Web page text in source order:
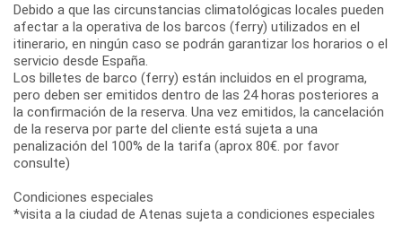
Debido a que las circunstancias climatológicas locales pueden
afectar a la operativa de los barcos (ferry) utilizados en el
itinerario, en ningún caso se podrán garantizar los horarios o el
servicio desde España.
Los billetes de barco (ferry) están incluidos en el programa,
pero deben ser emitidos dentro de las 24 horas posteriores a
la confirmación de la reserva. Una vez emitidos, la cancelación
de la reserva por parte del cliente está sujeta a una
penalización del 100% de la tarifa (aprox 80€. por favor
consulte)
Condiciones especiales
*visita a la ciudad de Atenas sujeta a condiciones especiales